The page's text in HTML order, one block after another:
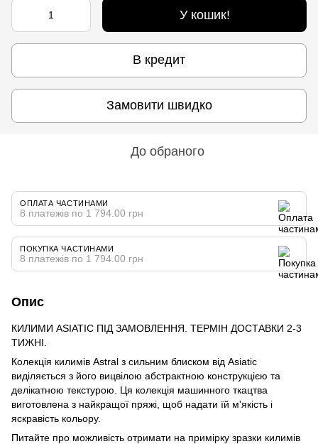
У кошик!
В кредит
Замовити швидко
До обраного
ОПЛАТА ЧАСТИНАМИ
8 платежів по 1 794.00 грн
ПОКУПКА ЧАСТИНАМИ
8 платежів по 1 794.00 грн
Опис
КИЛИМИ ASIATIC ПІД ЗАМОВЛЕННЯ. ТЕРМІН ДОСТАВКИ 2-3
ТИЖНІ.
Колекція килимів Astral з сильним блиском від Asiatic
виділяється з його вицвілою абстрактною конструкцією та
делікатною текстурою. Ця колекція машинного ткацтва
виготовлена ​​з найкращої пряжі, щоб надати їй м'якість і
яскравість кольору.
Питайте про можливість отримати на примірку зразки килимів